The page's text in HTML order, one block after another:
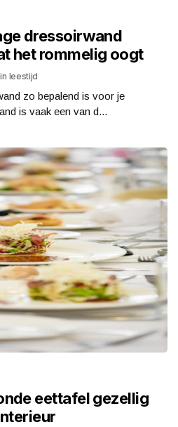
dressoirwand
het rommelig oogt
leestijd
zo bepalend is voor je
is vaak een van d...
eettafel gezellig